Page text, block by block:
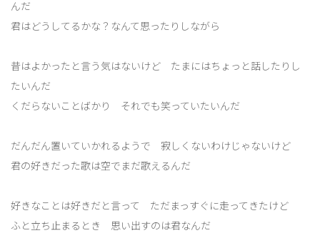
んだ
君はどうしてるかな？なんて思ったりしながら
昔はよかったと言う気はないけど たまにはちょっと話したりし
たいんだ
くだらないことばかり それでも笑っていたいんだ
だんだん置いていかれるようで 寂しくないわけじゃないけど
君の好きだった歌は空でまだ歌えるんだ
好きなことは好きだと言って ただまっすぐに走ってきたけど
ふと立ち止まるとき 思い出すのは君なんだ